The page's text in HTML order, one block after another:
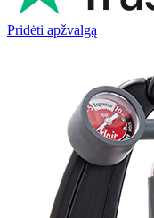
Pridėti apžvalgą